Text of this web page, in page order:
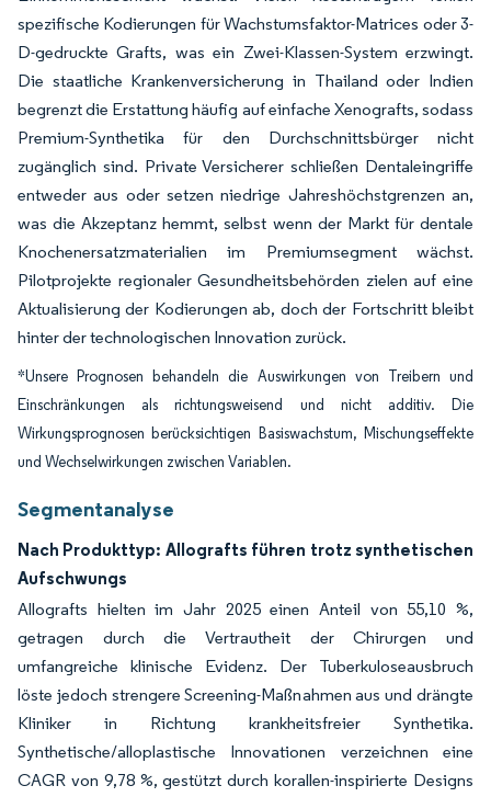
spezifische Kodierungen für Wachstumsfaktor-Matrices oder 3-
D-gedruckte Grafts, was ein Zwei-Klassen-System erzwingt.
Die staatliche Krankenversicherung in Thailand oder Indien
begrenzt die Erstattung häufig auf einfache Xenografts, sodass
Premium-Synthetika für den Durchschnittsbürger nicht
zugänglich sind. Private Versicherer schließen Dentaleingriffe
entweder aus oder setzen niedrige Jahreshöchstgrenzen an,
was die Akzeptanz hemmt, selbst wenn der Markt für dentale
Knochenersatzmaterialien im Premiumsegment wächst.
Pilotprojekte regionaler Gesundheitsbehörden zielen auf eine
Aktualisierung der Kodierungen ab, doch der Fortschritt bleibt
hinter der technologischen Innovation zurück.
*Unsere Prognosen behandeln die Auswirkungen von Treibern und
Einschränkungen als richtungsweisend und nicht additiv. Die
Wirkungsprognosen berücksichtigen Basiswachstum, Mischungseffekte
und Wechselwirkungen zwischen Variablen.
Segmentanalyse
Nach Produkttyp: Allografts führen trotz synthetischen
Aufschwungs
Allografts hielten im Jahr 2025 einen Anteil von 55,10 %,
getragen durch die Vertrautheit der Chirurgen und
umfangreiche klinische Evidenz. Der Tuberkuloseausbruch
löste jedoch strengere Screening-Maßnahmen aus und drängte
Kliniker in Richtung krankheitsfreier Synthetika.
Synthetische/alloplastische Innovationen verzeichnen eine
CAGR von 9,78 %, gestützt durch korallen-inspirierte Designs